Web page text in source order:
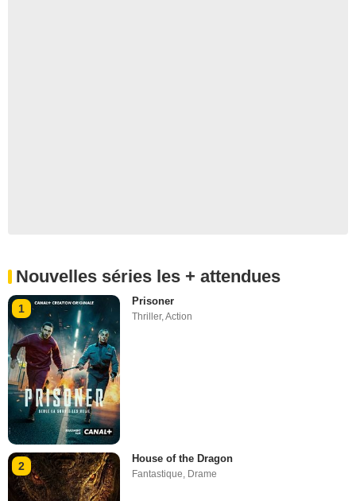
Nouvelles séries les + attendues
1
Prisoner
Thriller,Action
2
House of the Dragon
Fantastique, Drame